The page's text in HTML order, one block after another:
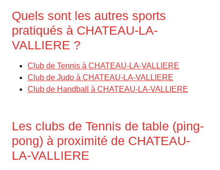
Quels sont les autres sports
pratiqués à CHATEAU-LA-
VALLIERE ?
Club de Tennis à CHATEAU-LA-VALLIERE
Club de Judo à CHATEAU-LA-VALLIERE
Club de Handball à CHATEAU-LA-VALLIERE
Les clubs de Tennis de table (ping-
pong) à proximité de CHATEAU-
LA-VALLIERE